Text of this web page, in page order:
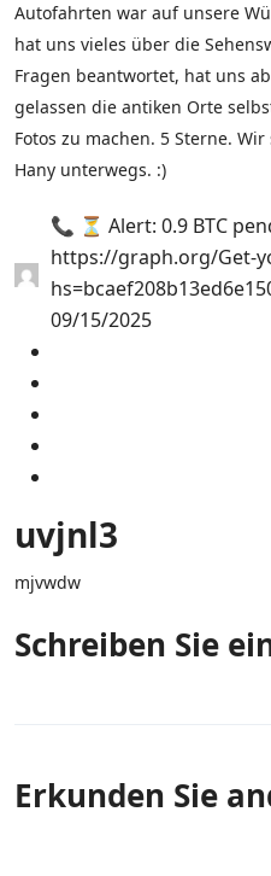
Autofahrten war auf unsere
hat uns vieles über die
Fragen beantwortet, hat uns
gelassen die antiken Orte
Fotos zu machen. 5 Sterne.
Hany unterwegs. :)
📞 ⏳ Alert: 0.9 BTC
https://graph.org/Get-
09/15/2025
uvjnl3
mjvwdw
Schreiben Sie
Erkunden Sie